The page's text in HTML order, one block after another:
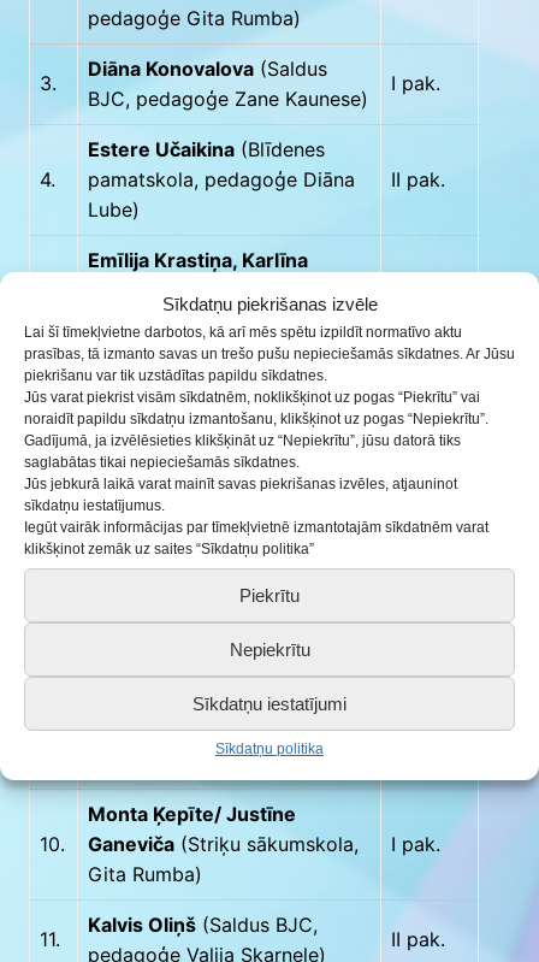
Sīkdatņu piekrišanas izvēle
Lai šī tīmekļvietne darbotos, kā arī mēs spētu izpildīt normatīvo aktu
prasības, tā izmanto savas un trešo pušu nepieciešamās sīkdatnes. Ar Jūsu
piekrišanu var tik uzstādītas papildu sīkdatnes.
Jūs varat piekrist visām sīkdatnēm, noklikšķinot uz pogas “Piekrītu” vai
noraidīt papildu sīkdatņu izmantošanu, klikšķinot uz pogas “Nepiekrītu”.
Gadījumā, ja izvēlēsieties klikšķināt uz “Nepiekrītu”, jūsu datorā tiks
saglabātas tikai nepieciešamās sīkdatnes.
Jūs jebkurā laikā varat mainīt savas piekrišanas izvēles, atjauninot
sīkdatņu iestatījumus.
Iegūt vairāk informācijas par tīmekļvietnē izmantotajām sīkdatnēm varat
klikšķinot zemāk uz saites “Sīkdatņu politika”
Piekrītu
Nepiekrītu
Sīkdatņu iestatījumi
Sīkdatņu politika
pedagoģe Gita Rumba)
3.
Diāna Konovalova(Saldus
BJC, pedagoģe Zane Kaunese)
I pak.
4.
Estere Učaikina(Blīdenes
pamatskola, pedagoģe Diāna
Lube)
II pak.
Emīlija Krastiņa, Karlīna
pedagoģe Iveta Logina)
6.
Aiva Hofštētere / Dārta
Hofštētere(Kalnu vidusskola,
pedagogs Didzis Jurovs)
II pak.
7.
Kristīne Stackobere(Gaiķu
pamatskola, pedagoģe Antra
Nadziņa)
8.
(Zirņu
pamatskola, pedagoģe Antra
I pak.
9.
Evelīna Ziediņa(Jaunlutriņu
sākumskola, pedagoģe Baiba
II pak.
10.
Monta Ķepīte/ Justīne
Ganeviča(Striķu sākumskola,
Gita Rumba)
I pak.
11.
Kalvis Oliņš(Saldus BJC,
pedagoģe Valija Skarnele)
II pak.